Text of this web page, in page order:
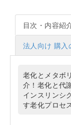
目次・内容紹
法人向け 購入
老化とメタボ
介！老化と代
インスリンシ
す老化プロセ